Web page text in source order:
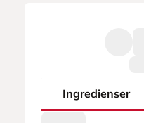
Ingredienser